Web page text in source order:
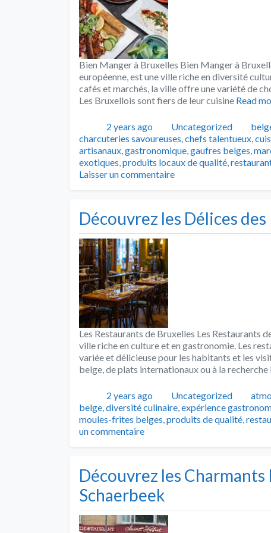
Bien Manger à Bruxelles Bien Manger à
européenne, est une ville riche en diversité
cafés et marchés, la ville offre une variété de
Les Bruxellois sont fiers de leur cuisine Read
Publié2 years ago Catégories
Uncategorized Tags
charcuteries savoureuses,chefs talentueux,
artisanaux,gastronomique,gaufres belges,
exotiques,produits locaux de qualité,
Laisser un commentaire
Découvrez les Délices
Les Restaurants de Bruxelles Les Restaurants
ville riche en culture et en gastronomie. Les
variée et délicieuse pour les habitants et les
belge, de plats internationaux ou à la recherche
Publié2 years ago Catégories
Uncategorized Tags
belge,diversité culinaire,expérience
moules-frites belges,produits de qualité,
un commentaire
Découvrez les Charmants
Schaerbeek